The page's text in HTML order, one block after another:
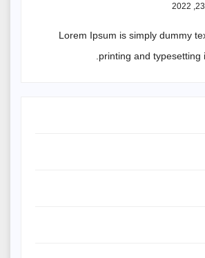
Lorem Ipsum is simply dummy
printing and typesetting